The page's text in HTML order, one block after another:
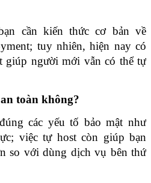
cần kiến thức cơ bản về
tuy nhiên, hiện nay có
giúp người mới vẫn có thể tự
toàn không?
các yếu tố bảo mật như
việc tự host còn giúp bạn
so với dùng dịch vụ bên thứ